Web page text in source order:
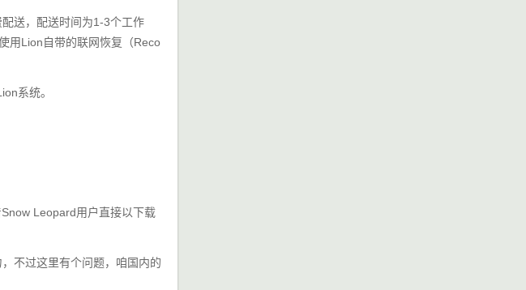
送，配送时间为1-3个工作
用Lion自带的联网恢复（Reco
系统。
Leopard用户直接以下载
不过这里有个问题，咱国内的